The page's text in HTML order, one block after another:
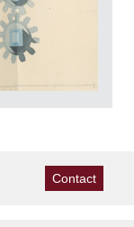
Contact